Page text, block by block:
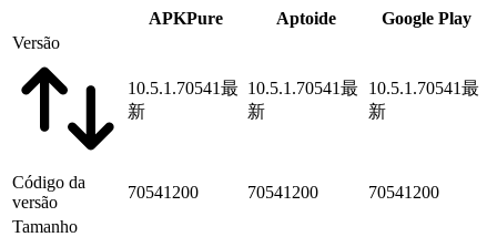
APKPure Aptoide
Google Play
Versão
10.5.1.70541最
新
10.5.1.70541最
新
10.5.1.70541最
新
Código da
versão
70541200 70541200
70541200
Tamanho